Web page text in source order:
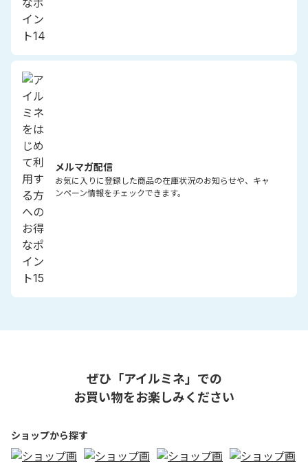
メルマガ配信
お気に入りに登録した商品の在庫状況のお知らせや、キャ
ンペーン情報をチェックできます。
ぜひ「アイルミネ」での
お買い物をお楽しみください
ショップから探す